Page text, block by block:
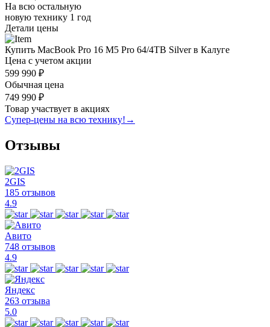
На всю остальную
новую технику 1 год
Детали цены
Купить MacBook Pro 16 M5 Pro 64/4TB Silver в Калуге
Цена с учетом акции
599 990 ₽
Обычная цена
749 990 ₽
Товар участвует в акциях
Супер-цены на всю технику! →
Отзывы
2GIS
185 отзывов
4.9
Авито
748 отзывов
4.9
Яндекс
263 отзыва
5.0